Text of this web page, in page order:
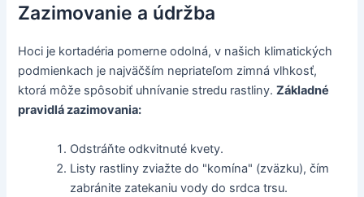
Zazimovanie a údržba
Hoci je kortadéria pomerne odolná, v našich klimatických
podmienkach je najväčším nepriateľom zimná vlhkosť,
ktorá môže spôsobiť uhnívanie stredu rastliny.Základné
pravidlá zazimovania:
Odstráňte odkvitnuté kvety.
Listy rastliny zviažte do "komína" (zväzku), čím
zabránite zatekaniu vody do srdca trsu.